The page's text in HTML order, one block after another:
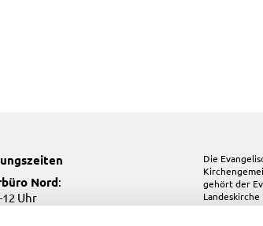
Nord:
12 Uhr
Die
gehört der
Landeskirche